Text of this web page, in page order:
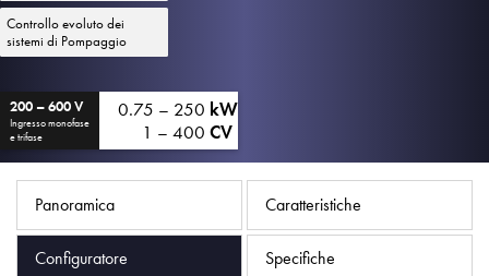
Controllo evoluto dei
sistemi di Pompaggio
200 – 600 V
Ingresso monofase
e trifase
0.75 – 250 kW
1 – 400 CV
Panoramica Caratteristiche
Configuratore Specifiche
Informativa sulla privacy
Mappa del sito